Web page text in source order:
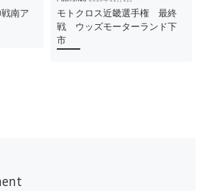
南ア
モトクロス近畿選手権 最終
戦 ウッズモーターランド下
市